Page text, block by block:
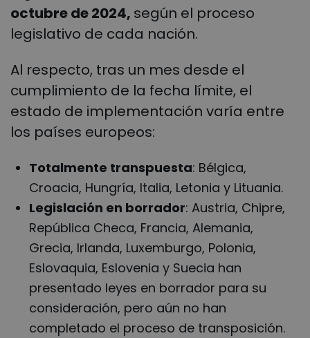
octubre de 2024, según el proceso
legislativo de cada nación.
Al respecto, tras un mes desde el
cumplimiento de la fecha límite, el
estado de implementación varía entre
los países europeos:
Totalmente transpuesta: Bélgica,
Croacia, Hungría, Italia, Letonia y Lituania.
Legislación en borrador: Austria, Chipre,
República Checa, Francia, Alemania,
Grecia, Irlanda, Luxemburgo, Polonia,
Eslovaquia, Eslovenia y Suecia han
presentado leyes en borrador para su
consideración, pero aún no han
completado el proceso de transposición.